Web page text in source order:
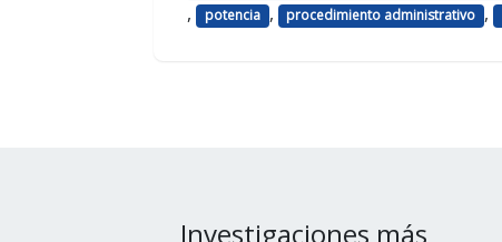
, potencia , procedimiento administrativo ,
Investigaciones más